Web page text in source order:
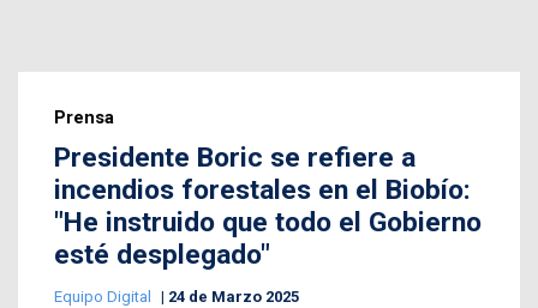
Prensa
Presidente Boric se refiere a
incendios forestales en el Biobío:
"He instruido que todo el Gobierno
esté desplegado"
Equipo Digital 24 de Marzo 2025